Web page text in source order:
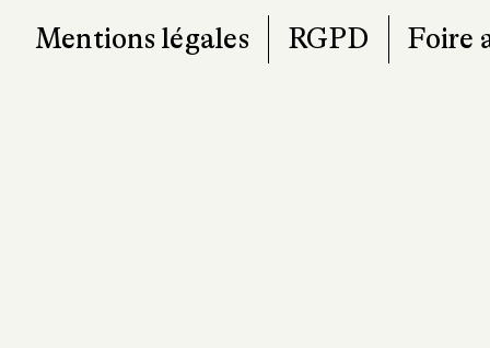
Mentions légales RGPD Foire